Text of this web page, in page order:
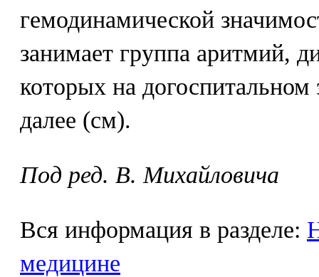
гемодинамической
занимает группа аритмий,
которых на догоспитальном
далее (см).
Под ред. В. Михайловича
Вся информация в разделе:
медицине